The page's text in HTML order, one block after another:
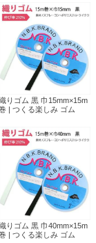
りゴム 黒 巾15mm×15m
| つくる楽しみ ゴム
りゴム 黒 巾40mm×15m
| つくる楽しみ ゴム